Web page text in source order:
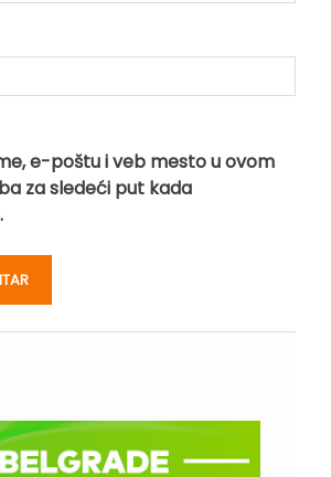
e-poštu i veb mesto u ovom
za sledeći put kada